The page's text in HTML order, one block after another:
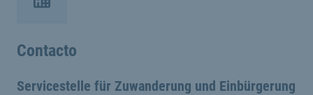
Contacto
Servicestelle für Zuwanderung und Einbürgerung